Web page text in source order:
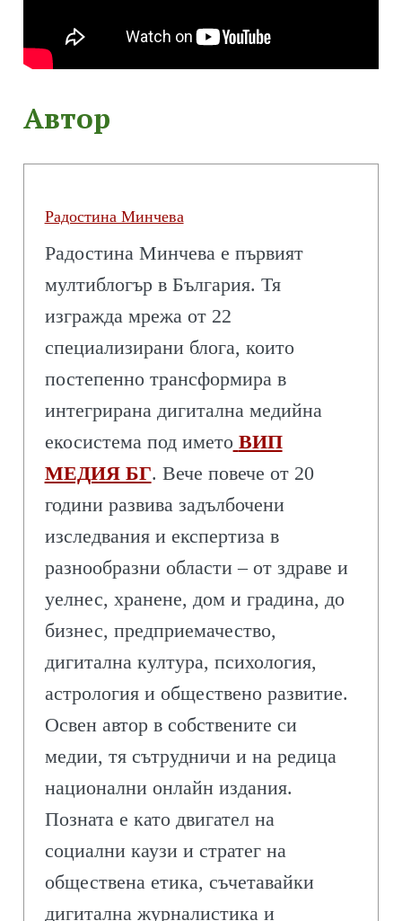
Автор
Радостина Минчева
Радостина Минчева е първият
мултиблогър в България. Тя
изгражда мрежа от 22
специализирани блога, които
постепенно трансформира в
интегрирана дигитална медийна
екосистема под името ВИП
МЕДИЯ БГ. Вече повече от 20
години развива задълбочени
изследвания и експертиза в
разнообразни области – от здраве и
уелнес, хранене, дом и градина, до
бизнес, предприемачество,
дигитална култура, психология,
астрология и обществено развитие.
Освен автор в собствените си
медии, тя сътрудничи и на редица
национални онлайн издания.
Позната е като двигател на
социални каузи и стратег на
обществена етика, съчетавайки
дигитална журналистика и